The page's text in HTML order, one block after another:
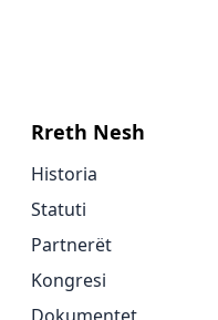
Rreth Nesh
Historia
Statuti
Partnerët
Kongresi